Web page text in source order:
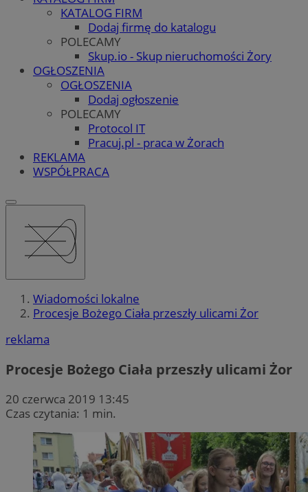
KATALOG FIRM
Dodaj firmę do katalogu
POLECAMY
Skup.io - Skup nieruchomości Żory
OGŁOSZENIA
OGŁOSZENIA
Dodaj ogłoszenie
POLECAMY
Protocol IT
Pracuj.pl - praca w Żorach
REKLAMA
WSPÓŁPRACA
Wiadomości lokalne
Procesje Bożego Ciała przeszły ulicami Żor
reklama
Procesje Bożego Ciała przeszły ulicami Żor
20 czerwca 2019 13:45
Czas czytania: 1 min.